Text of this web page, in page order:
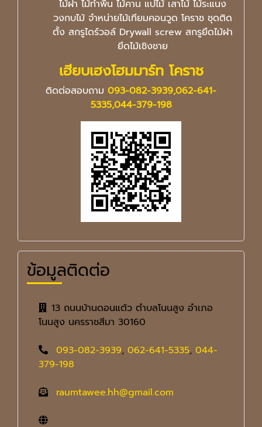
ไม้ฝา ไม้ทำพื้น ไม้คาน แปไม้ เสาไม้ ไม้ระแนง
วงกบไม้ จำหน่ายไม้เทียมคอนวูด โคราช ชุดติด
ตั้ง สกรูไดร์วอล์ Drywall screw สกรูยึดไม้ฝา
ยึดไม้เชิงชาย
เฮียบเฮงโฮมมาร์ท โคราช
ติดต่อสอบถาม 093-082-3939,062-641-
5335,044-379-198
ข้อมูลติดต่อ
13 ถนนบ้านดอนแต้ว ตำบลโนนสูง อำเภอ
โนนสูง นครราชสีมา 30160
093-082-3939, 062-641-5335, 044-
379-198
raumtawee.hh@gmail.com